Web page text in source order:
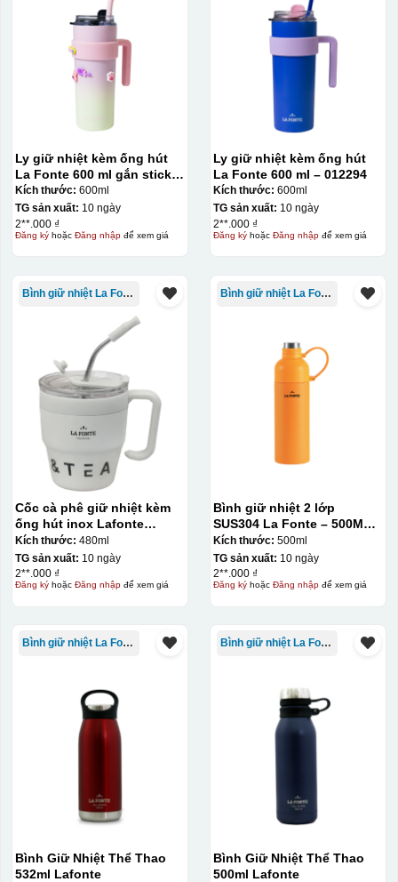
Chén sau khi được dán xong (chưa nung)
Ly giữ nhiệt kèm ống hút
La Fonte 600 ml gắn sticker
– 012294
Kích thước: 600ml
TG sản xuất: 10 ngày
2**.000 ₫
Đăng kýhoặc Đăng nhậpđể xem giá
Ly giữ nhiệt kèm ống hút
La Fonte 600 ml – 012294
Kích thước: 600ml
TG sản xuất: 10 ngày
2**.000 ₫
Đăng kýhoặc Đăng nhậpđể xem giá
Bình giữ nhiệt La Fonte
Cốc cà phê giữ nhiệt kèm
ống hút inox Lafonte
480ML – 012782
Kích thước: 480ml
TG sản xuất: 10 ngày
2**.000 ₫
Đăng kýhoặc Đăng nhậpđể xem giá
Bình giữ nhiệt La Fonte
Bình giữ nhiệt 2 lớp
SUS304 La Fonte – 500ML –
012737
Kích thước: 500ml
TG sản xuất: 10 ngày
2**.000 ₫
Đăng kýhoặc Đăng nhậpđể xem giá
Bình giữ nhiệt La Fonte
Bình Giữ Nhiệt Thể Thao
532ml Lafonte
Bình giữ nhiệt La Fonte
Bình Giữ Nhiệt Thể Thao
500ml Lafonte